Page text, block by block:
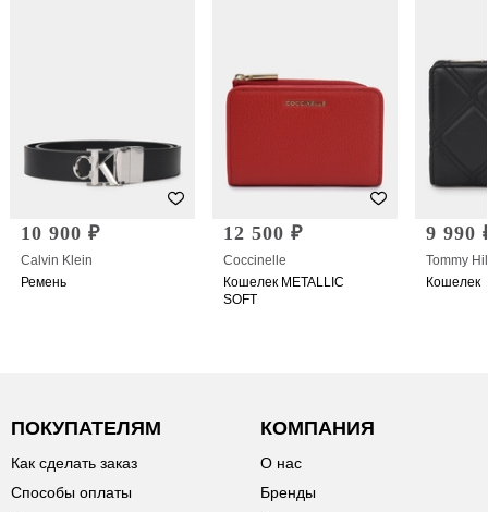
10 900 ₽
Calvin Klein
Ремень
12 500 ₽
Coccinelle
Кошелек METALLIC
SOFT
9 990
Tommy
Кошелек
ПОКУПАТЕЛЯМ
Как сделать заказ
Способы оплаты
КОМПАНИЯ
О нас
Бренды